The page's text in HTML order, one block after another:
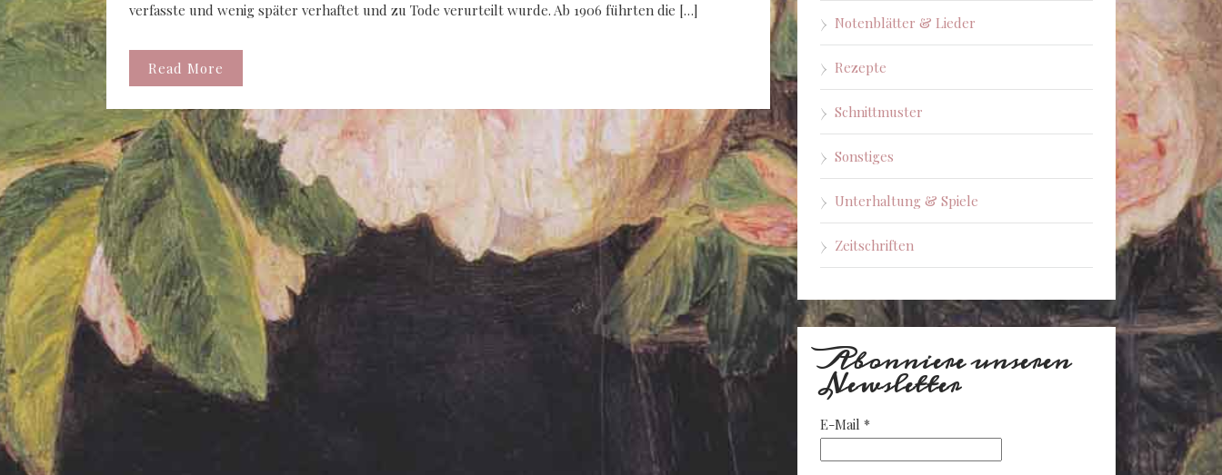
verfasste und wenig später verhaftet und zu Tode verurteilt wurde. Ab 1906 führten die […]
Read More
Notenblätter & Lieder
Rezepte
Schnittmuster
Sonstiges
Unterhaltung & Spiele
Zeitschriften
Abonniere unseren
Newsletter
E-Mail *